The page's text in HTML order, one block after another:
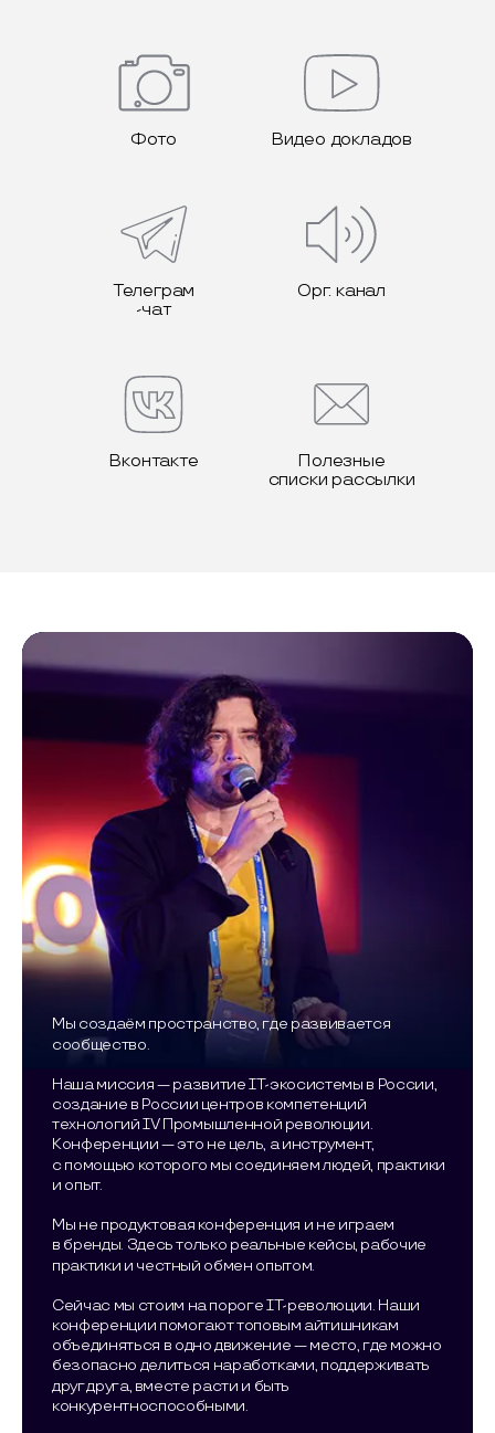
Фото Видео докладов
Телеграм
-чат
Орг. канал
Вконтакте
Полезные
списки рассылки
Мы создаём пространство, где развивается
сообщество.
Наша миссия — развитие IT-экосистемы в России,
создание в России центров компетенций
технологий IV Промышленной революции.
Конференции — это не цель, а инструмент,
с помощью которого мы соединяем людей, практики
и опыт.
Мы не продуктовая конференция и не играем
в бренды. Здесь только реальные кейсы, рабочие
практики и честный обмен опытом.
Сейчас мы стоим на пороге IT-революции. Наши
конференции помогают топовым айтишникам
объединяться в одно движение — место, где можно
безопасно делиться наработками, поддерживать
друг друга, вместе расти и быть
конкурентноспособными.